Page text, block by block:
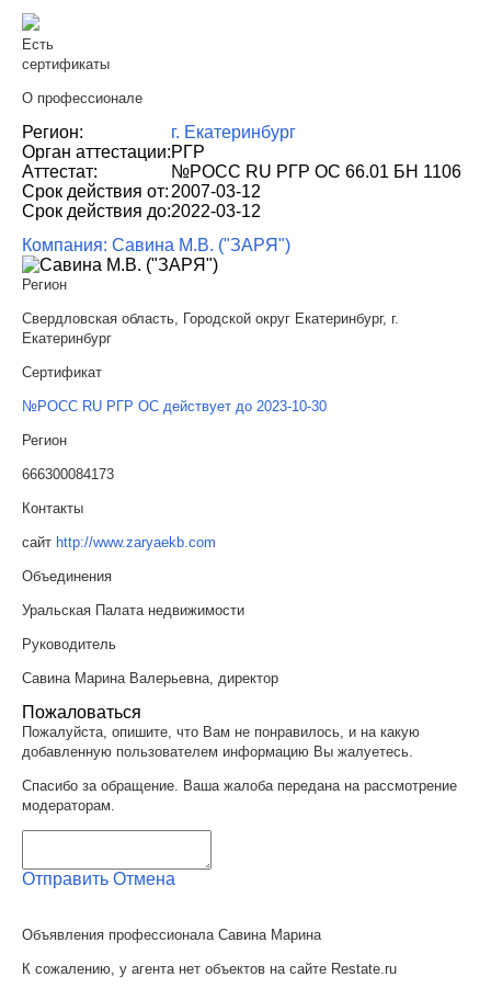
Есть
сертификаты
О профессионале
Регион:
г. Екатеринбург
Орган аттестации:РГР
Аттестат:
№РОСС RU РГР ОС 66.01 БН 1106
Срок действия от: 2007-03-12
Срок действия до:2022-03-12
Компания: Савина М.В. ("ЗАРЯ")
Регион
Свердловская область, Городской округ Екатеринбург, г.
Екатеринбург
Сертификат
№РОСС RU РГР ОС действует до 2023-10-30
Регион
666300084173
Контакты
сайт http://www.zaryaekb.com
Объединения
Уральская Палата недвижимости
Руководитель
Савина Марина Валерьевна, директор
Пожаловаться
Пожалуйста, опишите, что Вам не понравилось, и на какую
добавленную пользователем информацию Вы жалуетесь.
Спасибо за обращение. Ваша жалоба передана на рассмотрение
модераторам.
Отправить Отмена
Объявления профессионала Савина Марина
К сожалению, у агента нет объектов на сайте Restate.ru